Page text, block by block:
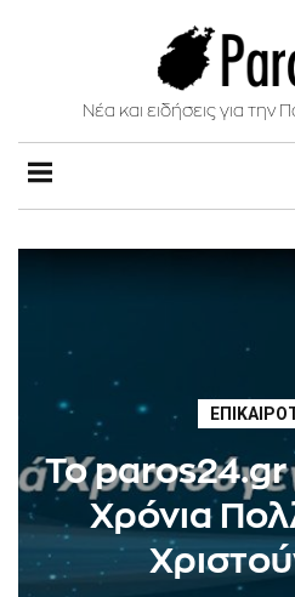
Νέα και ειδήσεις για την
Το paros24.gr
Χρόνια